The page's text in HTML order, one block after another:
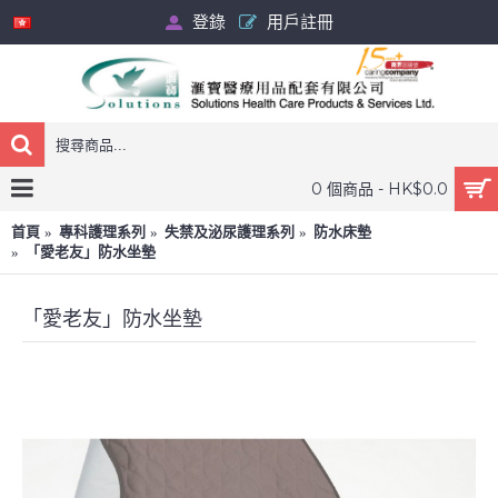
登錄 用戶註冊
0 個商品 - HK$0.0
首頁 專科護理系列 失禁及泌尿護理系列
防水床墊
「愛老友」防水坐墊
「愛老友」防水坐墊